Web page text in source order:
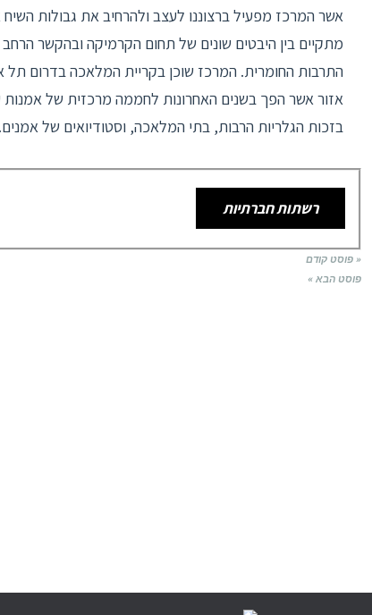
אשר המרכז מפעיל ברצוננו לעצב ולהרחיב את גבולות
מתקיים בין היבטים שונים של תחום הקרמיקה ובהקשר
התרבות החומרית. המרכז שוכן בקריית המלאכה בדרום תל
אזור אשר הפך בשנים האחרונות לחממה מרכזית של אמנות
בזכות הגלריות הרבות, בתי המלאכה, וסטודיואים של אמנים.
רשתות חברתיות
« פוסט קודם
פוסט הבא »